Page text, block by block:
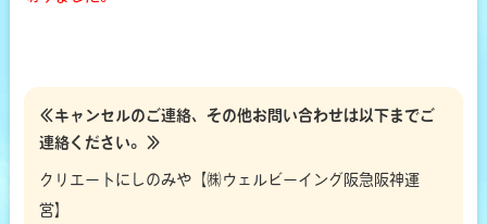
≪キャンセルのご連絡、その他お問い合わせは以下までご
連絡ください。≫
クリエートにしのみや【㈱ウェルビーイング阪急阪神運
営】